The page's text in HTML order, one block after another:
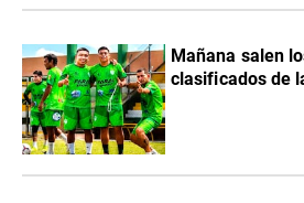
Mañana salen
clasificados de